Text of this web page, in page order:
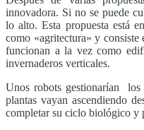
innovadora. Si no se puede
lo alto. Esta propuesta está
como «agritectura» y consiste
funcionan a la vez como
invernaderos verticales.
Unos robots gestionarían
plantas vayan ascendiendo
completar su ciclo biológico y